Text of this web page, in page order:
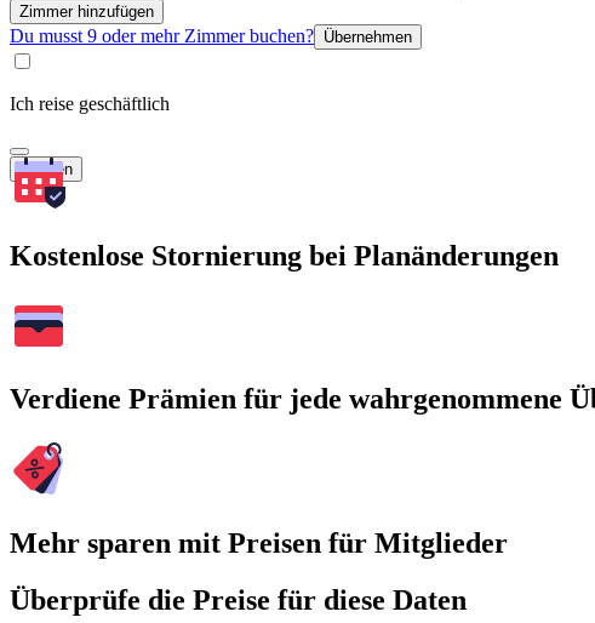
Zimmer hinzufügen
Du musst 9 oder mehr Zimmer buchen? Übernehmen
Ich reise geschäftlich
Suchen
Kostenlose Stornierung bei Planänderungen
Verdiene Prämien für jede wahrgenommene
Mehr sparen mit Preisen für Mitglieder
Überprüfe die Preise für diese Daten